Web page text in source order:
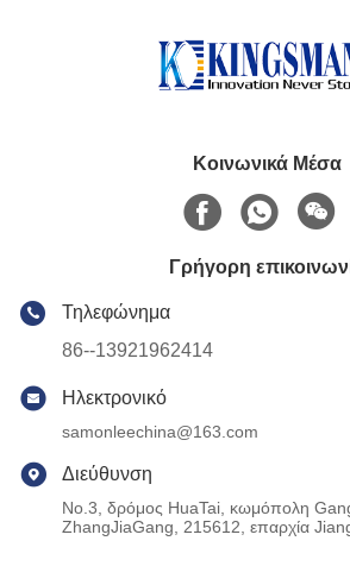
Κοινωνικά Μέσα
Γρήγορη
Τηλεφώνημα
86--13921962414
Ηλεκτρονικό
samonleechina@163.com
Διεύθυνση
No.3, δρόμος HuaTai, κωμόπολη
ZhangJiaGang, 215612, επαρχία